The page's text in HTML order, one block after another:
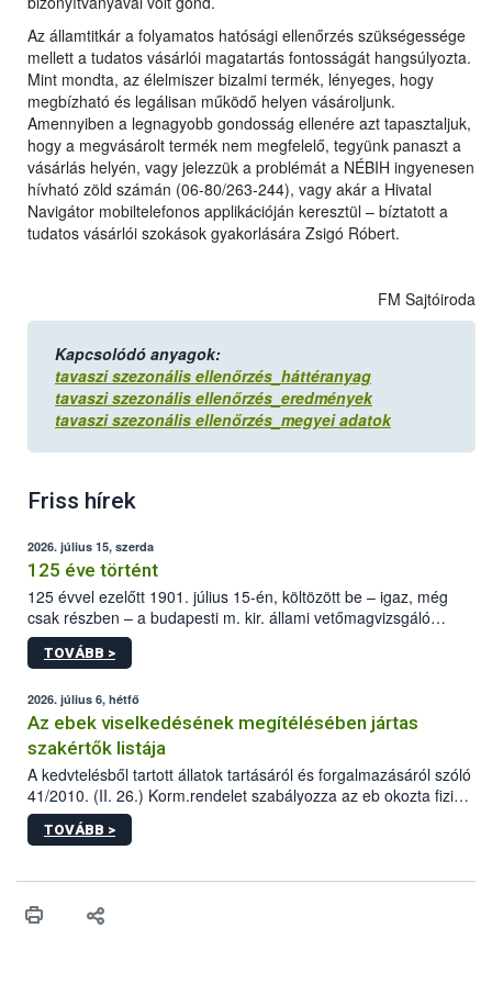
Az államtitkár a folyamatos hatósági ellenőrzés szükségessége
mellett a tudatos vásárlói magatartás fontosságát hangsúlyozta.
Mint mondta, az élelmiszer bizalmi termék, lényeges, hogy
megbízható és legálisan működő helyen vásároljunk.
Amennyiben a legnagyobb gondosság ellenére azt tapasztaljuk,
hogy a megvásárolt termék nem megfelelő, tegyünk panaszt a
vásárlás helyén, vagy jelezzük a problémát a NÉBIH ingyenesen
hívható zöld számán (06-80/263-244), vagy akár a Hivatal
Navigátor mobiltelefonos applikációján keresztül – bíztatott a
tudatos vásárlói szokások gyakorlására Zsigó Róbert.
FM Sajtóiroda
Kapcsolódó anyagok:
tavaszi szezonális ellenőrzés_háttéranyag
tavaszi szezonális ellenőrzés_eredmények
tavaszi szezonális ellenőrzés_megyei adatok
Friss hírek
2026. július 15, szerda
125 éve történt
125 évvel ezelőtt 1901. július 15-én, költözött be – igaz, még
csak részben – a budapesti m. kir. állami vetőmagvizsgáló
állomás a Kis Rókus utca 15. szám alatti, Czigler Győző által
tervezett új épületébe.
TOVÁBB >
2026. július 6, hétfő
Az ebek viselkedésének megítélésében jártas
szakértők listája
A kedvtelésből tartott állatok tartásáról és forgalmazásáról szóló
41/2010. (II. 26.) Korm.rendelet szabályozza az eb okozta fizikai
sérülés, illetve ennek veszélye keletkezésekor felmerülő
hatósági feladatokat, valamint a veszélyes eb tartását és annak
vonni az ebek viselkedésének megítélésében jártas szakértőt.
TOVÁBB >